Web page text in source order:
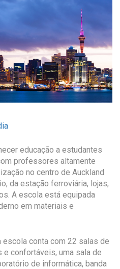
educação a estudantes
professores altamente
no centro de Auckland
da estação ferroviária, lojas,
A escola está equipada
em materiais e
conta com 22 salas de
e confortáveis, uma sala de
de informática, banda